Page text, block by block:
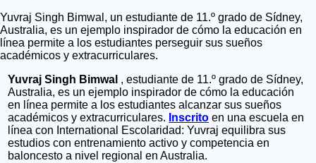
Yuvraj Singh Bimwal, un estudiante de 11.º grado de Sídney,
Australia, es un ejemplo inspirador de cómo la educación en
línea permite a los estudiantes perseguir sus sueños
académicos y extracurriculares.
Yuvraj Singh Bimwal , estudiante de 11.º grado de Sídney,
Australia, es un ejemplo inspirador de cómo la educación
en línea permite a los estudiantes alcanzar sus sueños
académicos y extracurriculares. Inscrito en una escuela en
línea con International Escolaridad: Yuvraj equilibra sus
estudios con entrenamiento activo y competencia en
baloncesto a nivel regional en Australia.